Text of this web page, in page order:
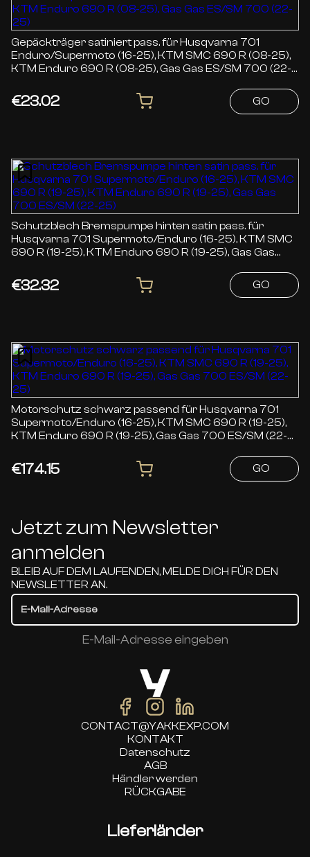
Gepäckträger satiniert pass. für Husqvarna 701
Enduro/Supermoto (16-25), KTM SMC 690 R (08-25),
KTM Enduro 690 R (08-25), Gas Gas ES/SM 700 (22-
€23.02 GO
Schutzblech Bremspumpe hinten satin pass. für
Husqvarna 701 Supermoto/Enduro (16-25), KTM SMC
690 R (19-25), KTM Enduro 690 R (19-25), Gas Gas
€32.32 GO
Motorschutz schwarz passend für Husqvarna 701
Supermoto/Enduro (16-25), KTM SMC 690 R (19-25),
KTM Enduro 690 R (19-25), Gas Gas 700 ES/SM (22-
€174.15 GO
Jetzt zum Newsletter
anmelden
BLEIB AUF DEM LAUFENDEN, MELDE DICH FÜR DEN
NEWSLETTER AN.
E-Mail-Adresse eingeben
CONTACT@YAKKEXP.COM
KONTAKT
Datenschutz
AGB
Händler werden
RÜCKGABE
Lieferländer